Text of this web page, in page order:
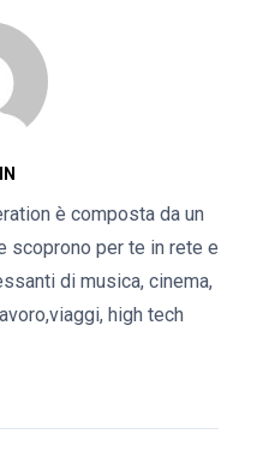
è composta da un
scoprono per te in rete e
di musica, cinema,
high tech